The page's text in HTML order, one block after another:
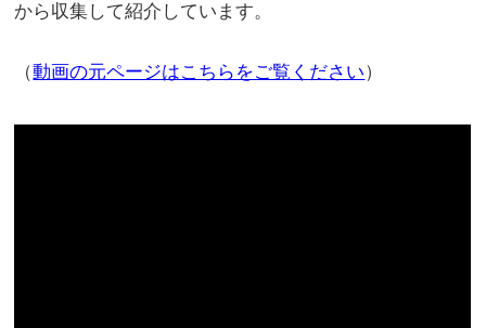
から収集して紹介しています。
（動画の元ページはこちらをご覧ください）